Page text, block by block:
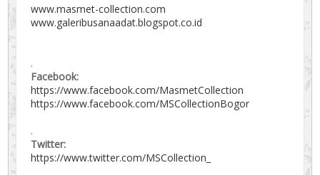
www.masmet-collection.com
www.galeribusanaadat.blogspot.co.id
.
Facebook:
https://www.facebook.com/MasmetCollection
https://www.facebook.com/MSCollectionBogor
.
Twitter:
https://www.twitter.com/MSCollection_